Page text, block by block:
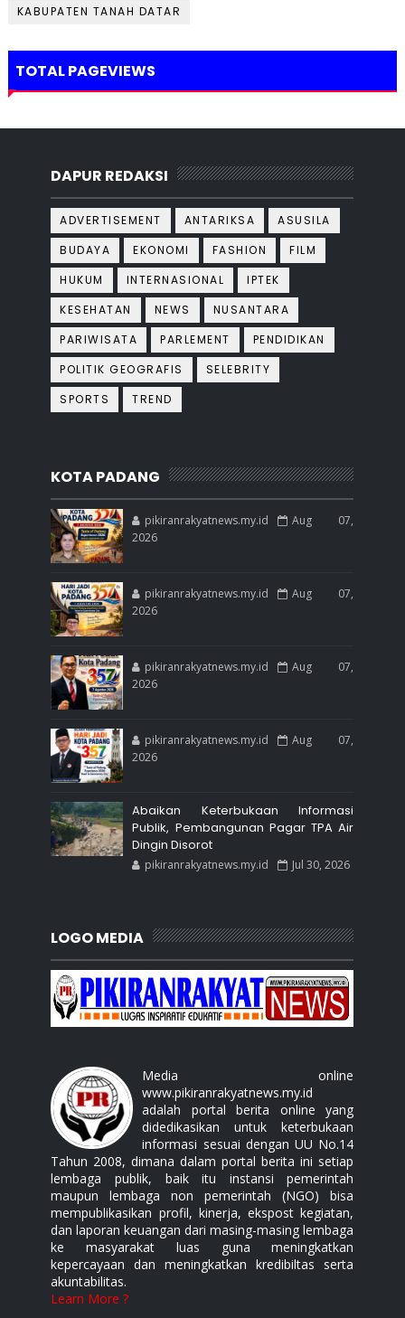
KABUPATEN TANAH DATAR
TOTAL PAGEVIEWS
DAPUR REDAKSI
ADVERTISEMENT ANTARIKSA
ASUSILA
BUDAYA
EKONOMI FASHION
FILM
HUKUM
INTERNASIONAL
IPTEK
KESEHATAN
NEWS
NUSANTARA
PARIWISATA
PARLEMENT
PENDIDIKAN
POLITIK GEOGRAFIS
SELEBRITY
SPORTS
TREND
KOTA PADANG
pikiranrakyatnews.my.id
Aug 07,
2026
pikiranrakyatnews.my.id
Aug 07,
2026
pikiranrakyatnews.my.id
Aug 07,
2026
pikiranrakyatnews.my.id
Aug 07,
2026
Abaikan Keterbukaan Informasi
Publik, Pembangunan Pagar TPA Air
Dingin Disorot
pikiranrakyatnews.my.id Jul 30, 2026
LOGO MEDIA
Media online
www.pikiranrakyatnews.my.id
adalah portal berita online yang
didedikasikan untuk keterbukaan
informasi sesuai dengan UU No.14
Tahun 2008, dimana dalam portal berita ini setiap
lembaga publik, baik itu instansi pemerintah
maupun lembaga non pemerintah (NGO) bisa
mempublikasikan profil, kinerja, ekspost kegiatan,
dan laporan keuangan dari masing-masing lembaga
ke masyarakat luas guna meningkatkan
kepercayaan dan meningkatkan kredibiltas serta
akuntabilitas.
Learn More ?